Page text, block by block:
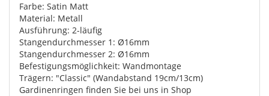
Farbe: Satin Matt
Material: Metall
Ausführung: 2-läufig
Stangendurchmesser 1: Ø16mm
Stangendurchmesser 2: Ø16mm
Befestigungsmöglichkeit: Wandmontage
Trägern: "Classic" (Wandabstand 19cm/13cm)
Gardinenringen finden Sie bei uns in Shop